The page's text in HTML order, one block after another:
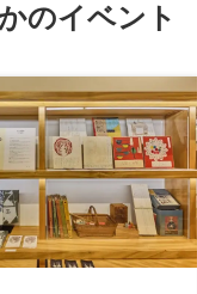
のイベント